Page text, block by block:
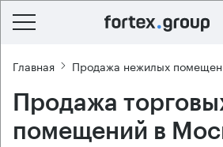
Главная Продажа нежилых
Продажа
помещений в